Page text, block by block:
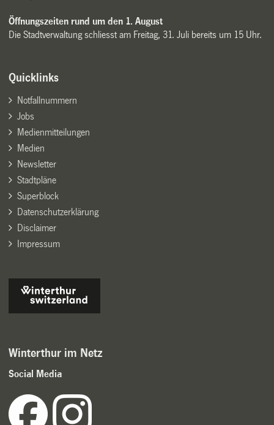
Öffnungszeiten rund um den 1. August
Die Stadtverwaltung schliesst am Freitag, 31. Juli bereits um 15 Uhr.
Quicklinks
Notfallnummern
Jobs
Medienmitteilungen
Medien
Newsletter
Stadtpläne
Superblock
Datenschutzerklärung
Disclaimer
Impressum
Winterthur im Netz
Social Media